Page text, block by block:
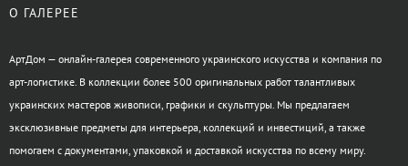
О ГАЛЕРЕЕ
АртДом — онлайн-галерея современного украинского искусства и компания по
арт-логистике. В коллекции более 500 оригинальных работ талантливых
украинских мастеров живописи, графики и скульптуры. Мы предлагаем
эксклюзивные предметы для интерьера, коллекций и инвестиций, а также
помогаем с документами, упаковкой и доставкой искусства по всему миру.